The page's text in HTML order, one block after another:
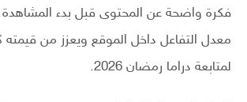
فكرة واضحة عن المحتوى قبل بدء
معدل التفاعل داخل الموقع ويعزز من
لمتابعة دراما رمضان 2026.